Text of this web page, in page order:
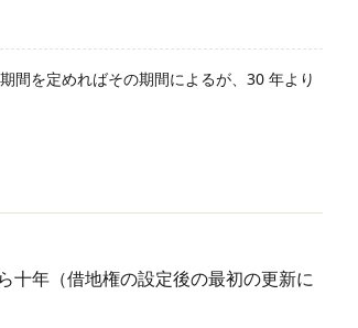
間を定めればその期間によるが、30 年より
十年（借地権の設定後の最初の更新に